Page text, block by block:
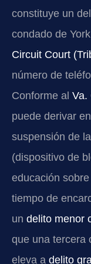
constituye un
condado de
Circuit Court
número de
Conforme al Va.
puede derivar
suspensión de
(dispositivo de
educación
tiempo de
un delito menor
que una tercera
eleva a delito